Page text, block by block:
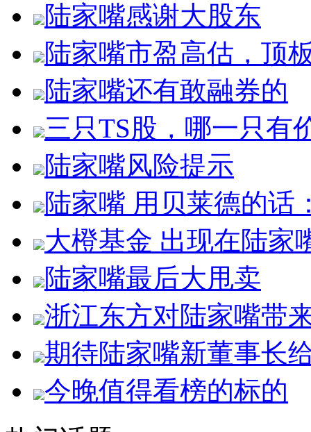
陆家嘴感谢大股东
陆家嘴市盈高估，顶
陆家嘴还有敢融券的
三只TS股，哪一只有
陆家嘴风险提示
陆家嘴 用贝莱德的话
大橙基金 出现在陆家
陆家嘴最后大甩卖
浙江东方对陆家嘴带
期待陆家嘴新董事长
今晚值得看榜的标的